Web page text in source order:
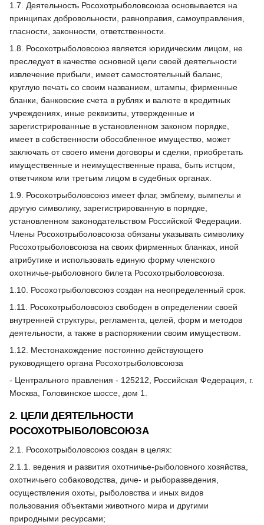
1.7. Деятельность Росохотрыболовсоюза основывается на
принципах добровольности, равноправия, самоуправления,
гласности, законности, ответственности.
1.8. Росохотрыболовсоюз является юридическим лицом, не
преследует в качестве основной цели своей деятельности
извлечение прибыли, имеет самостоятельный баланс,
круглую печать со своим названием, штампы, фирменные
бланки, банковские счета в рублях и валюте в кредитных
учреждениях, иные реквизиты, утвержденные и
зарегистрированные в установленном законом порядке,
имеет в собственности обособленное имущество, может
заключать от своего имени договоры и сделки, приобретать
имущественные и неимущественные права, быть истцом,
ответчиком или третьим лицом в судебных органах.
1.9. Росохотрыболовсоюз имеет флаг, эмблему, вымпелы и
другую символику, зарегистрированную в порядке,
установленном законодательством Российской Федерации.
Члены Росохотрыболовсоюза обязаны указывать символику
Росохотрыболовсоюза на своих фирменных бланках, иной
атрибутике и использовать единую форму членского
охотничье-рыболовного билета Росохотрыболовсоюза.
1.10. Росохотрыболовсоюз создан на неопределенный срок.
1.11. Росохотрыболовсоюз свободен в определении своей
внутренней структуры, регламента, целей, форм и методов
деятельности, а также в распоряжении своим имуществом.
1.12. Местонахождение постоянно действующего
руководящего органа Росохотрыболовсоюза
- Центрального правления - 125212, Российская Федерация, г.
Москва, Головинское шоссе, дом 1.
2. ЦЕЛИ ДЕЯТЕЛЬНОСТИ
РОСОХОТРЫБОЛОВСОЮЗА
2.1. Росохотрыболовсоюз создан в целях:
2.1.1. ведения и развития охотничье-рыболовного хозяйства,
охотничьего собаководства, диче- и рыборазведения,
осуществления охоты, рыболовства и иных видов
пользования объектами животного мира и другими
природными ресурсами;